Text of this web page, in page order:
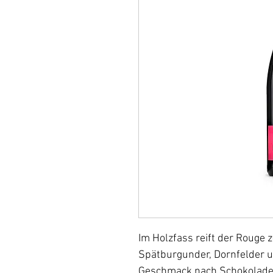
Im Holzfass reift der Rouge
Spätburgunder, Dornfelder